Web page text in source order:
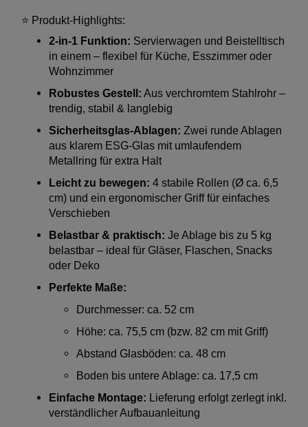
⭐ Produkt-Highlights:
2-in-1 Funktion: Servierwagen und Beistelltisch
in einem – flexibel für Küche, Esszimmer oder
Wohnzimmer
Robustes Gestell: Aus verchromtem Stahlrohr –
trendig, stabil & langlebig
Sicherheitsglas-Ablagen: Zwei runde Ablagen
aus klarem ESG-Glas mit umlaufendem
Metallring für extra Halt
Leicht zu bewegen: 4 stabile Rollen (Ø ca. 6,5
cm) und ein ergonomischer Griff für einfaches
Verschieben
Belastbar & praktisch: Je Ablage bis zu 5 kg
belastbar – ideal für Gläser, Flaschen, Snacks
oder Deko
Perfekte Maße:
Durchmesser: ca. 52 cm
Höhe: ca. 75,5 cm (bzw. 82 cm mit Griff)
Abstand Glasböden: ca. 48 cm
Boden bis untere Ablage: ca. 17,5 cm
Einfache Montage: Lieferung erfolgt zerlegt inkl.
verständlicher Aufbauanleitung